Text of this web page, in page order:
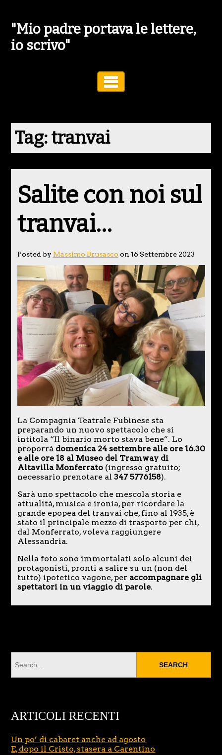
"Mio padre portava le lettere,
io scrivo"
Tag:tranvai
Salite con noi sul
tranvai…
Posted by Massimo Brusasco on 16 Settembre 2023
La Compagnia Teatrale Fubinese sta
preparando un nuovo spettacolo che si
intitola “Il binario morto stava bene”. Lo
proporrà domenica 24 settembre alle ore 16.30
e alle ore 18 al Museo del Tramway di
Altavilla Monferrato(ingresso gratuito;
necessario prenotare al 347 5776158).
Sarà uno spettacolo che mescola storia e
attualità, musica e ironia, per ricordare la
grande epopea del tranvai che, fino al 1935, è
stato il principale mezzo di trasporto per chi,
dal Monferrato, voleva raggiungere
Alessandria.
Nella foto sono immortalati solo alcuni dei
protagonisti, pronti a salire su un (non del
tutto) ipotetico vagone, per accompagnare gli
spettatori in un viaggio di parole.
ARTICOLI RECENTI
Un po’ di cabaret anche ad agosto
E, dopo il Cristo, stasera a Carentino